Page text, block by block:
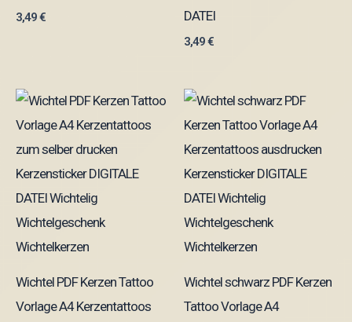
3,49€
DATEI
3,49€
Wichtel PDF Kerzen Tattoo
Vorlage A4 Kerzentattoos
Wichtel schwarz PDF Kerzen
Tattoo Vorlage A4